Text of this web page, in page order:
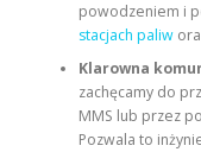
powodzeniem i
stacjach paliw
Klarowna
zachęcamy do
MMS lub przez
Pozwala to